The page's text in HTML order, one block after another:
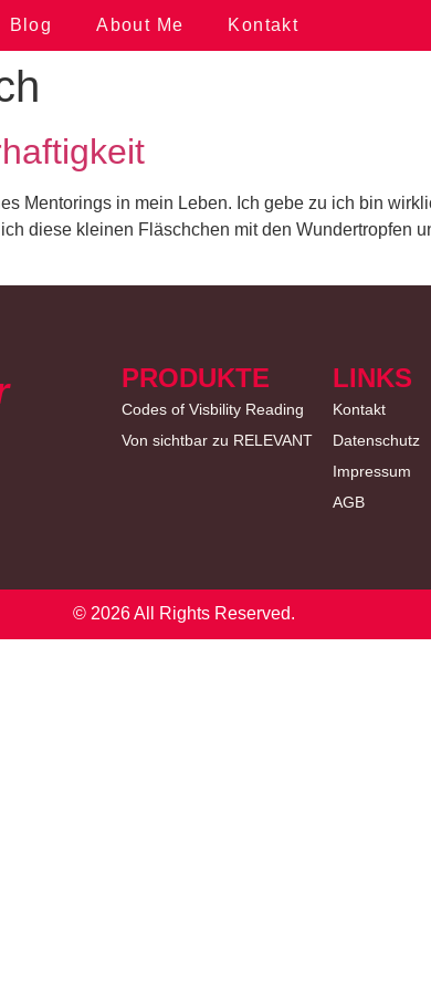
Blog About Me Kontakt
Mentorings in mein Leben. Ich gebe zu ich bin
diese kleinen Fläschchen mit den Wundertropfen
PRODUKTE
Codes of Visbility Reading
Von sichtbar zu RELEVANT
LINKS
Kontakt
Datenschutz
Impressum
AGB
© 2026 All Rights Reserved.